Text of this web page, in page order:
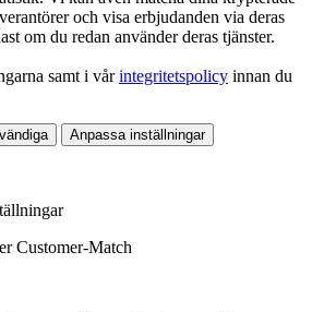
och visa erbjudanden via deras
om du redan använder deras tjänster.
samt i vårintegritetspolicy innan du
Anpassa inställningar
Customer-Match